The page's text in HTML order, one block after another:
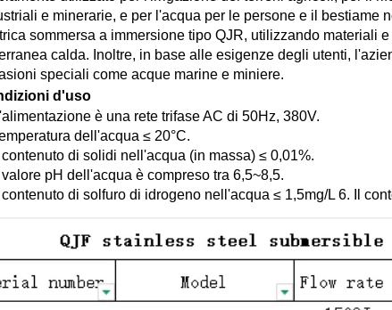
e minerarie, e per l'acqua per le persone e il bestiame
sommersa a immersione tipo QJR, utilizzando materiali
calda. Inoltre, in base alle esigenze degli utenti,
speciali come acque marine e miniere.
d'uso
è una rete trifase AC di 50Hz, 380V.
dell'acqua ≤ 20°C.
di solidi nell'acqua (in massa) ≤ 0,01%.
pH dell'acqua è compreso tra 6,5~8,5.
di solfuro di idrogeno nell'acqua ≤ 1,5mg/L 6. Il